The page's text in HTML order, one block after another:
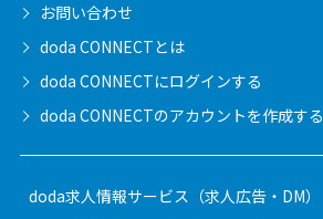
お問い合わせ
doda CONNECTとは
doda CONNECTにログインする
doda CONNECTのアカウントを作成する
doda求人情報サービス（求人広告・DM）